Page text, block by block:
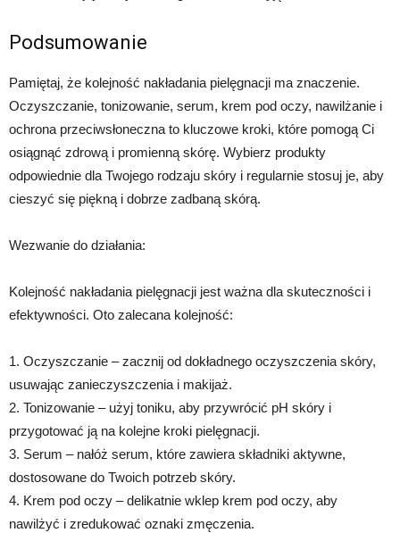
Podsumowanie
Pamiętaj, że kolejność nakładania pielęgnacji ma znaczenie.
Oczyszczanie, tonizowanie, serum, krem pod oczy, nawilżanie i
ochrona przeciwsłoneczna to kluczowe kroki, które pomogą Ci
osiągnąć zdrową i promienną skórę. Wybierz produkty
odpowiednie dla Twojego rodzaju skóry i regularnie stosuj je, aby
cieszyć się piękną i dobrze zadbaną skórą.
Wezwanie do działania:
Kolejność nakładania pielęgnacji jest ważna dla skuteczności i
efektywności. Oto zalecana kolejność:
1. Oczyszczanie – zacznij od dokładnego oczyszczenia skóry,
usuwając zanieczyszczenia i makijaż.
2. Tonizowanie – użyj toniku, aby przywrócić pH skóry i
przygotować ją na kolejne kroki pielęgnacji.
3. Serum – nałóż serum, które zawiera składniki aktywne,
dostosowane do Twoich potrzeb skóry.
4. Krem pod oczy – delikatnie wklep krem pod oczy, aby
nawilżyć i zredukować oznaki zmęczenia.